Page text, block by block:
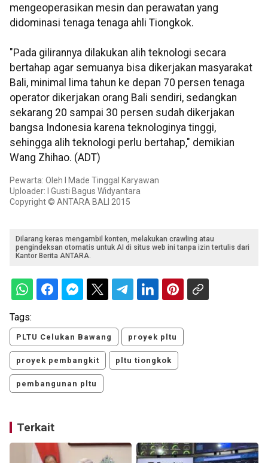
mengeoperasikan mesin dan perawatan yang
didominasi tenaga tenaga ahli Tiongkok.
"Pada gilirannya dilakukan alih teknologi secara
bertahap agar semuanya bisa dikerjakan masyarakat
Bali, minimal lima tahun ke depan 70 persen tenaga
operator dikerjakan orang Bali sendiri, sedangkan
sekarang 20 sampai 30 persen sudah dikerjakan
bangsa Indonesia karena teknologinya tinggi,
sehingga alih teknologi perlu bertahap," demikian
Wang Zhihao. (ADT)
Pewarta: Oleh I Made Tinggal Karyawan
Uploader: I Gusti Bagus Widyantara
Copyright © ANTARA BALI 2015
Dilarang keras mengambil konten, melakukan crawling atau
pengindeksan otomatis untuk AI di situs web ini tanpa izin tertulis dari
Kantor Berita ANTARA.
Tags:
PLTU Celukan Bawang proyek pltu
proyek pembangkit pltu tiongkok
pembangunan pltu
Terkait